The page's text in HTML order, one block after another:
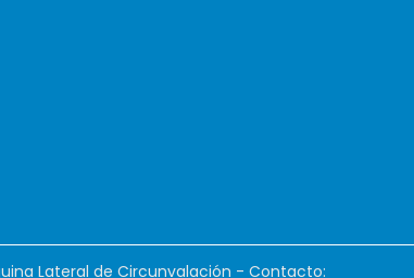
Lateral de Circunvalación - Contacto: